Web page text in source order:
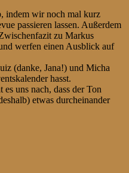
indem wir noch mal kurz
passieren lassen. Außerdem
zu Markus
werfen einen Ausblick auf
(danke, Jana!) und Micha
hasst.
uns nach, dass der Ton
etwas durcheinander